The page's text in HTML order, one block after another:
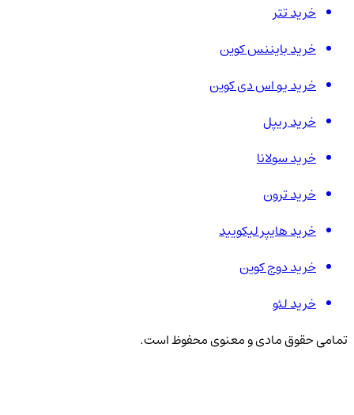
خرید تتر
خرید بایننس کوین
خرید یو اس دی کوین
خرید ریپل
خرید سولانا
خرید ترون
خرید هایپر لیکویید
خرید دوج کوین
خرید لئو
تمامی حقوق مادی و معنوی محفوظ است.